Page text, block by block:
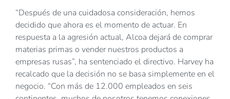
“Después de una cuidadosa consideración, hemos
decidido que ahora es el momento de actuar. En
respuesta a la agresión actual, Alcoa dejará de comprar
materias primas o vender nuestros productos a
empresas rusas”, ha sentenciado el directivo. Harvey ha
recalcado que la decisión no se basa simplemente en el
negocio. “Con más de 12.000 empleados en seis